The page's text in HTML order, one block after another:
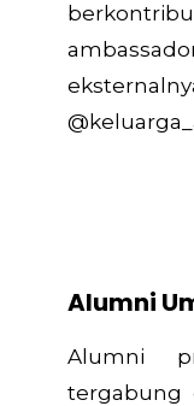
Alumni
Alumni
tergabung